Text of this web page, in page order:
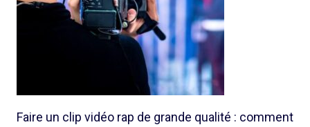
Faire un clip vidéo rap de grande qualité : comment